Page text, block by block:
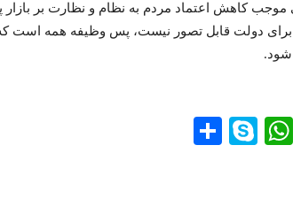
موجب کاهش اعتماد مردم به نظام و نظارت بر بازار
دولت قابل تصور نیست، پس وظیفه همه است
شود.
LinkedIn
WhatsApp
Skype